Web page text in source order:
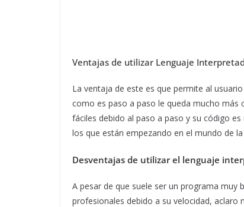
Ventajas de utilizar Lenguaje
La ventaja de este es que permite al
como es paso a paso le queda mucho
fáciles debido al paso a paso y su código
los que están empezando en el mundo de
Desventajas de utilizar el lenguaje
A pesar de que suele ser un programa muy
profesionales debido a su velocidad,